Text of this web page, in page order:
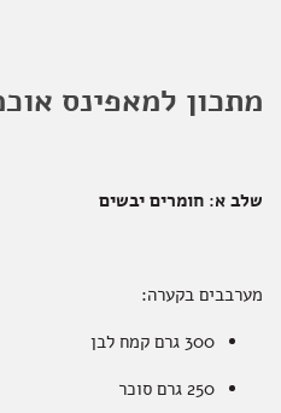
מתכון למאפינס
שלב א: חומרים יבשים
מערבבים בקערה:
300 גרם קמח לבן
250 גרם סוכר